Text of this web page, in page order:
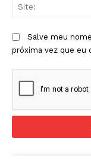
Salve meu
próxima vez que eu